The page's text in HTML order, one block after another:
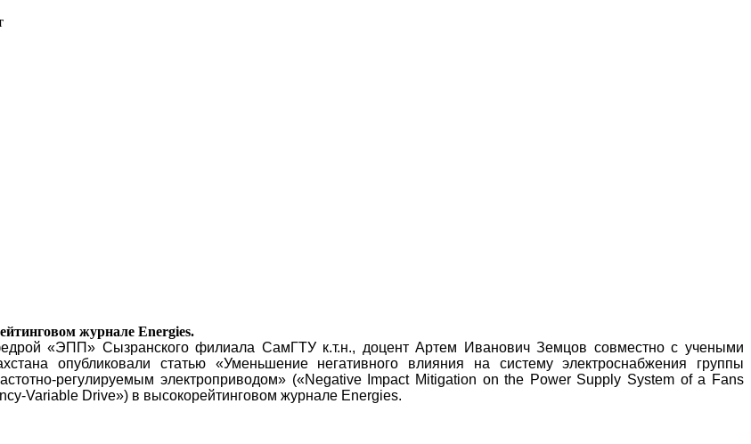
журнале Energies.
«ЭПП» Сызранского филиала СамГТУ к.т.н., доцент Артем Иванович Земцов совместно с учеными
опубликовали статью «Уменьшение негативного влияния на систему электроснабжения группы
регулируемым электроприводом» («Negative Impact Mitigation on the Power Supply System of a Fans
Variable Drive») в высокорейтинговом журнале Energies.